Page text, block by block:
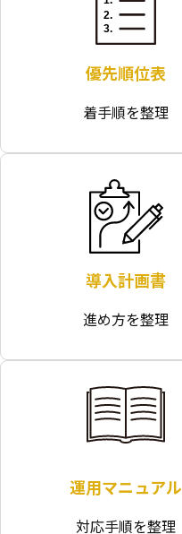
優先順位表
着手順を整理
導入計画書
進め方を整理
運用マニュアル
対応手順を整理